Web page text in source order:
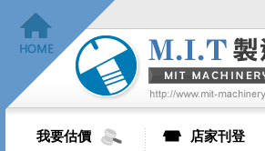
我要估價 店家刊登